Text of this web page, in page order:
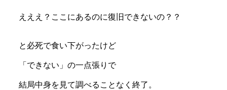
えええ？ここにあるのに復旧できないの？？
と必死で食い下がったけど
「できない」の一点張りで
結局中身を見て調べることなく終了。